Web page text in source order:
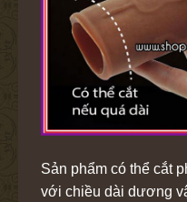
Sản phẩm có thể cắt
với chiều dài dương